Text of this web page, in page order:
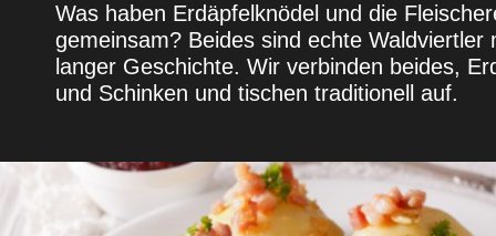
Was haben Erdäpfelknödel und die
gemeinsam? Beides sind echte Waldviertler
langer Geschichte. Wir verbinden beides,
und Schinken und tischen traditionell auf.